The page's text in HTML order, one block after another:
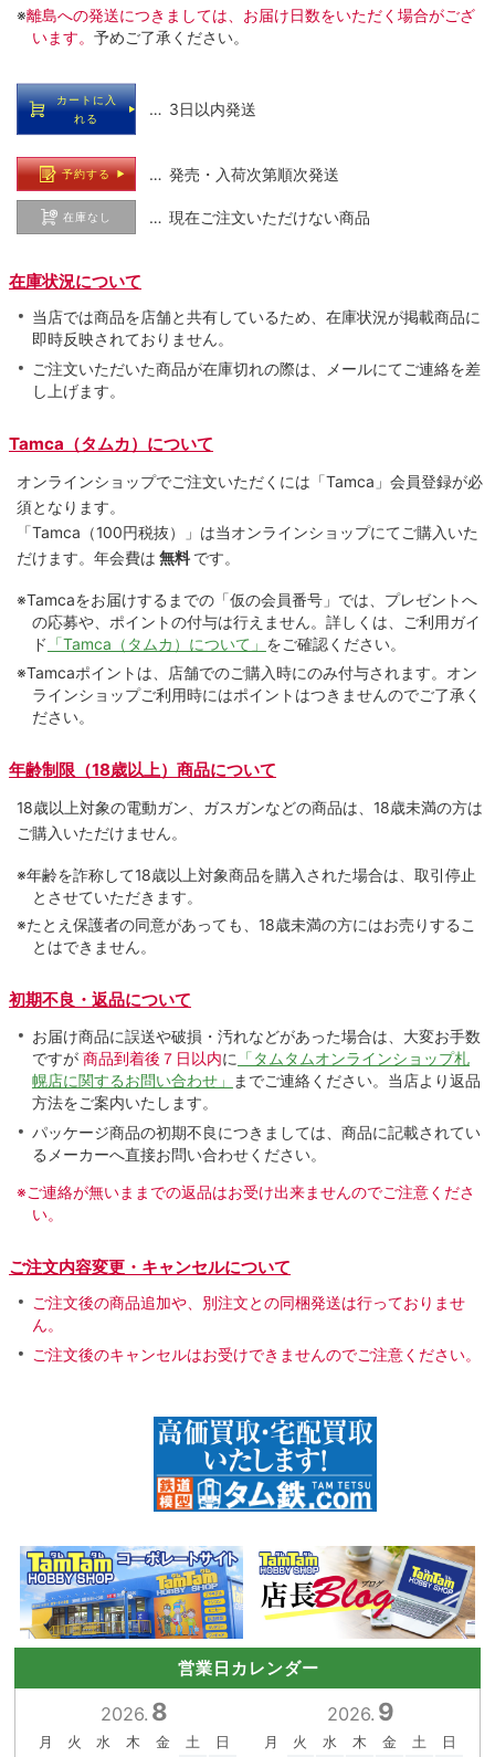
※離島への発送につきましては、お届け日数をいただく場合がござ
います。 予めご了承ください。
カートに入
れる
… 3日以内発送
予約する … 発売・入荷次第順次発送
在庫なし … 現在ご注文いただけない商品
在庫状況について
当店では商品を店舗と共有しているため、在庫状況が掲載商品に
即時反映されておりません。
ご注文いただいた商品が在庫切れの際は、メールにてご連絡を差
し上げます。
Tamca（タムカ）について
オンラインショップでご注⽂いただくには「Tamca」会員登録が必
須となります。
「Tamca （100円税抜）
」は当オンラインショップにてご購⼊いた
だけます。 年会費は 無料 です。
※Tamcaをお届けするまでの「仮の会員番号」では、プレゼントへ
の応募や、ポイントの付与は⾏えません。詳しくは、ご利⽤ガイ
ド 「Tamca（タムカ）について」 をご確認ください。
※Tamcaポイントは、店舗でのご購⼊時にのみ付与されます。オン
ラインショップご利用時にはポイントはつきませんのでご了承く
ださい。
年齢制限（18歳以上）商品について
18歳以上対象の電動ガン、ガスガンなどの商品は、18歳未満の方は
ご購入いただけません。
※年齢を詐称して18歳以上対象商品を購入された場合は、取引停止
とさせていただきます。
※たとえ保護者の同意があっても、18歳未満の方にはお売りするこ
とはできません。
初期不良・返品について
お届け商品に誤送や破損・汚れなどがあった場合は、大変お手数
ですが 商品到着後７日以内に 「タムタムオンラインショップ札
幌店に関するお問い合わせ」
までご連絡ください。当店より返品
方法をご案内いたします。
パッケージ商品の初期不良につきましては、商品に記載されてい
るメーカーへ直接お問い合わせください。
※ご連絡が無いままでの返品はお受け出来ませんのでご注意くださ
い。
ご注文内容変更・キャンセルについて
ご注文後の商品追加や、別注文との同梱発送は行っておりませ
ん。
ご注文後のキャンセルはお受けできませんのでご注意ください。
営業日カレンダー
2026. 8
月 火 水 木 金 土
日
2026. 9
月 火 水 木 金 土
日